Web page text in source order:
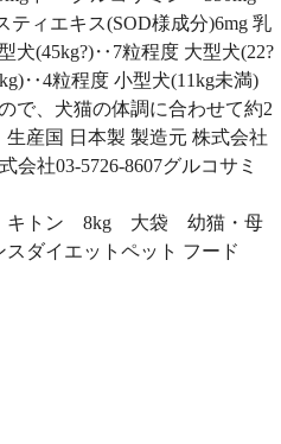
ティエキス(SOD様成分)6mg 乳
(45kg?)‥7粒程度 大型犬(22?
粒程度 小型犬(11kg未満)
で、犬猫の体調に合わせて約2
産国 日本製 製造元 株式会社
会社03-5726-8607グルコサミ
キトン 8kg 大袋 幼猫・母
ダイエットペット フード